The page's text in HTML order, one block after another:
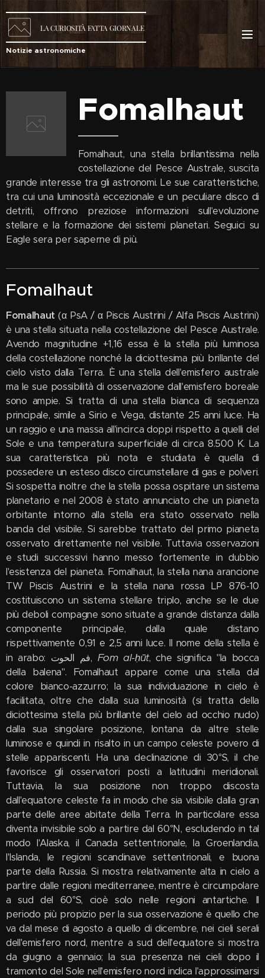
LACURIOSITÀ FATTA GIORNALE
Notizie astronomiche
Fomalhaut
Fomalhaut, una stella brillantissima nella
costellazione del Pesce Australe, suscita
grande interesse tra gli astronomi. Le sue caratteristiche,
tra cui una luminosità eccezionale e un peculiare disco di
detriti, offrono preziose informazioni sull'evoluzione
stellare e la formazione dei sistemi planetari. Seguici su
Eagle sera per saperne di più.
Fomalhaut
Fomalhaut (α PsA / α Piscis Austrini / Alfa Piscis Austrini)
è una stella situata nella costellazione del Pesce Australe.
Avendo magnitudine +1,16 essa è la stella più luminosa
della costellazione nonché la diciottesima più brillante del
cielo visto dalla Terra. È una stella dell'emisfero australe
ma le sue possibilità di osservazione dall'emisfero boreale
sono ampie. Si tratta di una stella bianca di sequenza
principale, simile a Sirio e Vega, distante 25 anni luce. Ha
un raggio e una massa all'incirca doppi rispetto a quelli del
Sole e una temperatura superficiale di circa 8.500 K. La
sua caratteristica più nota e studiata è quella di
possedere un esteso disco circumstellare di gas e polveri.
Si sospetta inoltre che la stella possa ospitare un sistema
planetario e nel 2008 è stato annunciato che un pianeta
orbitante intorno alla stella era stato osservato nella
banda del visibile. Si sarebbe trattato del primo pianeta
osservato direttamente nel visibile. Tuttavia osservazioni
e studi successivi hanno messo fortemente in dubbio
l'esistenza del pianeta. Fomalhaut, la stella nana arancione
TW Piscis Austrini e la stella nana rossa LP 876-10
costituiscono un sistema stellare triplo, anche se le due
più deboli compagne sono situate a grande distanza dalla
componente principale, dalla quale distano
rispettivamente 0,91 e 2,5 anni luce. Il nome della stella è
in arabo: فم الحوت‎, Fom al-ḥūt, che significa "la bocca
della balena". Fomalhaut appare come una stella dal
colore bianco-azzurro; la sua individuazione in cielo è
facilitata, oltre che dalla sua luminosità (si tratta della
diciottesima stella più brillante del cielo ad occhio nudo)
dalla sua singolare posizione, lontana da altre stelle
luminose e quindi in risalto in un campo celeste povero di
stelle appariscenti. Ha una declinazione di 30°S, il che
favorisce gli osservatori posti a latitudini meridionali.
Tuttavia, la sua posizione non troppo discosta
dall'equatore celeste fa in modo che sia visibile dalla gran
parte delle aree abitate della Terra. In particolare essa
diventa invisibile solo a partire dal 60°N, escludendo in tal
modo l'Alaska, il Canada settentrionale, la Groenlandia,
l'Islanda, le regioni scandinave settentrionali, e buona
parte della Russia. Si mostra relativamente alta in cielo a
partire dalle regioni mediterranee, mentre è circumpolare
a sud del 60°S, cioè solo nelle regioni antartiche. Il
periodo più propizio per la sua osservazione è quello che
va dal mese di agosto a quello di dicembre, nei cieli serali
dell'emisfero nord, mentre a sud dell'equatore si mostra
da giugno a gennaio; la sua presenza nei cieli dopo il
tramonto del Sole nell'emisfero nord indica l'approssimarsi